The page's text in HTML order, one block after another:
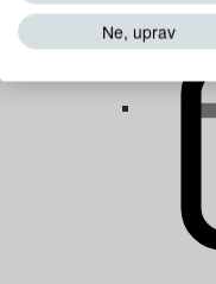
Ne, uprav